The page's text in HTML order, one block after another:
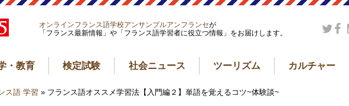
オンラインフランス語学校アンサンブルアンフランセが
「フランス最新情報」や「フランス語学習者に役立つ情報」をお届けします。
・教育 検定試験 社会ニュース ツーリズム カルチャー
ス語 学習 » フランス語オススメ学習法【入門編２】単語を覚えるコツ~体験談~